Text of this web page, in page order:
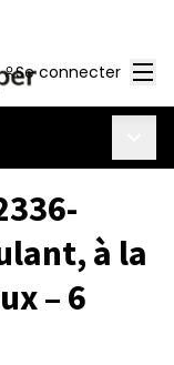
Se connecter
à la
– 6